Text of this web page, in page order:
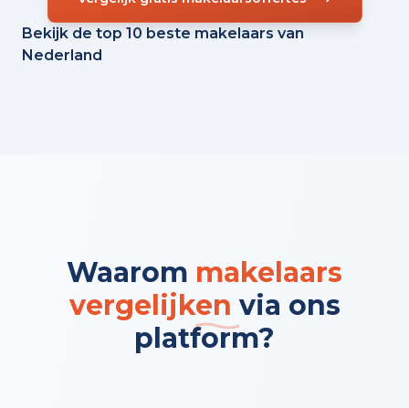
Bekijk de top 10 beste makelaars van
Nederland
Waarom makelaars
vergelijken via ons
platform?